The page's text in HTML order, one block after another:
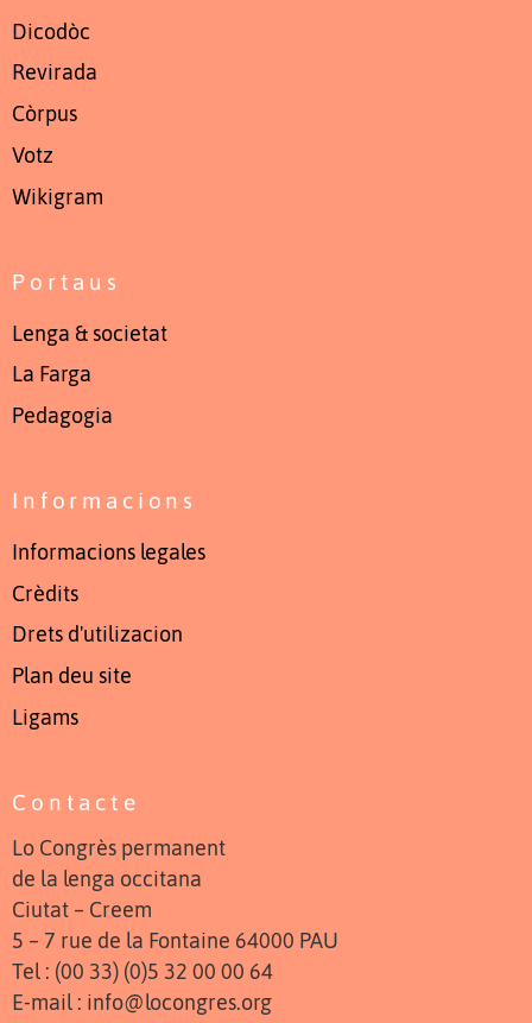
Dicodòc
Revirada
Còrpus
Votz
Wikigram
Portaus
Lenga & societat
La Farga
Pedagogia
Informacions
Informacions legales
Crèdits
Drets d'utilizacion
Plan deu site
Ligams
Contacte
Lo Congrès permanent
de la lenga occitana
Ciutat – Creem
5 – 7 rue de la Fontaine 64000 PAU
Tel : (00 33) (0)5 32 00 00 64
E-mail : info@locongres.org